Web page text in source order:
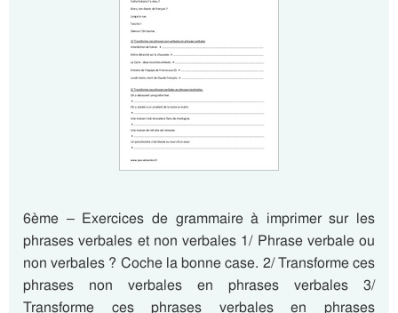
6ème – Exercices de grammaire à imprimer sur les
phrases verbales et non verbales 1/ Phrase verbale ou
non verbales ? Coche la bonne case. 2/ Transforme ces
phrases non verbales en phrases verbales 3/
Transforme ces phrases verbales en phrases